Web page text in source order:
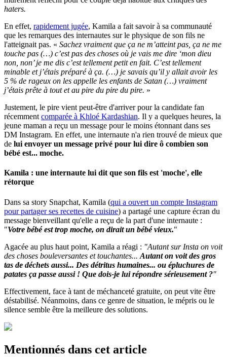
haters.
En effet, rapidement jugée, Kamila a fait savoir à sa communauté
que les remarques des internautes sur le physique de son fils ne
l'atteignait pas. « Sachez vraiment que ça ne m’atteint pas, ça ne me
touche pas (…) c’est pas des choses où je vais me dire ‘mon dieu
non, non’ je me dis c’est tellement petit en fait. C’est tellement
minable et j’étais préparé à ça. (…) je savais qu’il y allait avoir les
5 % de rageux on les appelle les enfants de Satan (…) vraiment
j’étais prête à tout et au pire du pire du pire. »
Justement, le pire vient peut-être d'arriver pour la candidate fan
récemment comparée à Khloé Kardashian. Il y a quelques heures, la
jeune maman a reçu un message pour le moins étonnant dans ses
DM Instagram. En effet, une internaute n'a rien trouvé de mieux que
de lui envoyer un message privé pour lui dire ô combien son
bébé est... moche.
Kamila : une internaute lui dit que son fils est 'moche', elle
rétorque
Dans sa story Snapchat, Kamila (qui a ouvert un compte Instagram
pour partager ses recettes de cuisine) a partagé une capture écran du
message bienveillant qu'elle a reçu de la part d'une internaute :
"Votre bébé est trop moche, on dirait un bébé vieux."
Agacée au plus haut point, Kamila a réagi : "Autant sur Insta on voit
des choses bouleversantes et touchantes... Autant on voit des gros
tas de déchets aussi... Des détritus humaines... ou épluchures de
patates ça passe aussi ! Que dois-je lui répondre sérieusement ?"
Effectivement, face à tant de méchanceté gratuite, on peut vite être
déstabilisé. Néanmoins, dans ce genre de situation, le mépris ou le
silence semble être la meilleure des solutions.
Mentionnés dans cet article